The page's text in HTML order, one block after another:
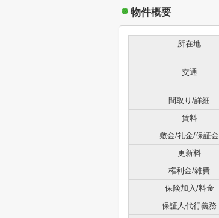
物件概要
所在地
交通
間取り/詳細
賃料
敷金/礼金/保証金
更新料
権利金/雑費
保険加入/料金
保証人代行義務